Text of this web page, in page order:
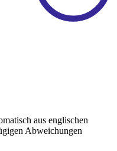
aus englischen
Abweichungen